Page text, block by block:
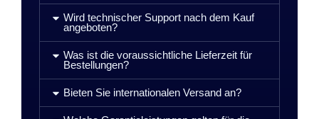
Wird technischer Support nach dem Kauf
angeboten?
Was ist die voraussichtliche Lieferzeit für
Bestellungen?
Bieten Sie internationalen Versand an?